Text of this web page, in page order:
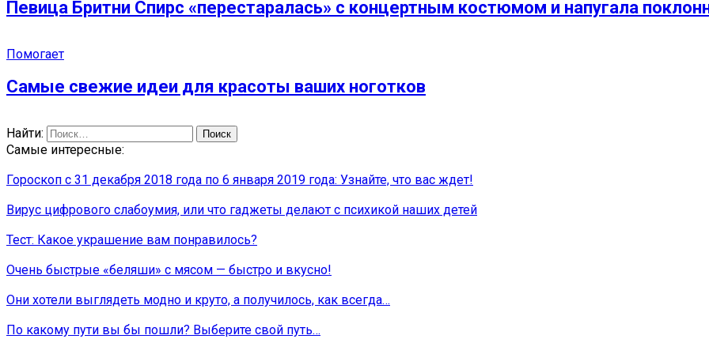
Певица Бритни Спирс «перестаралась» с концертным костюмом и напугала
Помогает
Самые свежие идеи для красоты ваших ноготков
Найти:
Самые интересные:
Гороскоп с 31 декабря 2018 года по 6 января 2019 года: Узнайте, что вас ждет!
Вирус цифрового слабоумия, или что гаджеты делают с психикой наших детей
Тест: Какое украшение вам понравилось?
Очень быстрые «беляши» с мясом — быстро и вкусно!
Они хотели выглядеть модно и круто, а получилось, как всегда…
По какому пути вы бы пошли? Выберите свой путь…